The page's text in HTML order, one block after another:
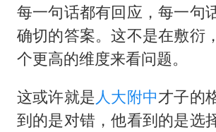
每一句话都有回应，每一句
确切的答案。这不是在敷衍
个更高的维度来看问题。
这或许就是人大附中才子的
到的是对错，他看到的是选